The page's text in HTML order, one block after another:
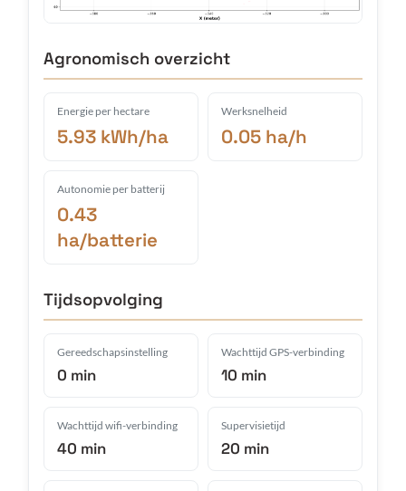
Agronomisch overzicht
Energie per hectare
5.93 kWh/ha
Werksnelheid
0.05 ha/h
Autonomie per batterij
0.43
ha/batterie
Tijdsopvolging
Gereedschapsinstelling
0 min
Wachttijd GPS-verbinding
10 min
Wachttijd wifi-verbinding
40 min
Supervisietijd
20 min